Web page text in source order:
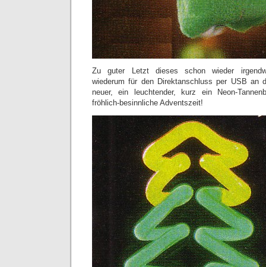
Zu guter Letzt dieses schon wieder
wiederum für den Direktanschluss per USB an
neuer, ein leuchtender, kurz ein Neon-
fröhlich-besinnliche Adventszeit!